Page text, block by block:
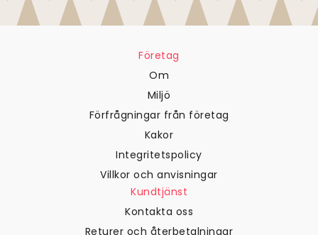
Företag
Om
Miljö
Förfrågningar från företag
Kakor
Integritetspolicy
Villkor och anvisningar
Kundtjänst
Kontakta oss
Returer och återbetalningar